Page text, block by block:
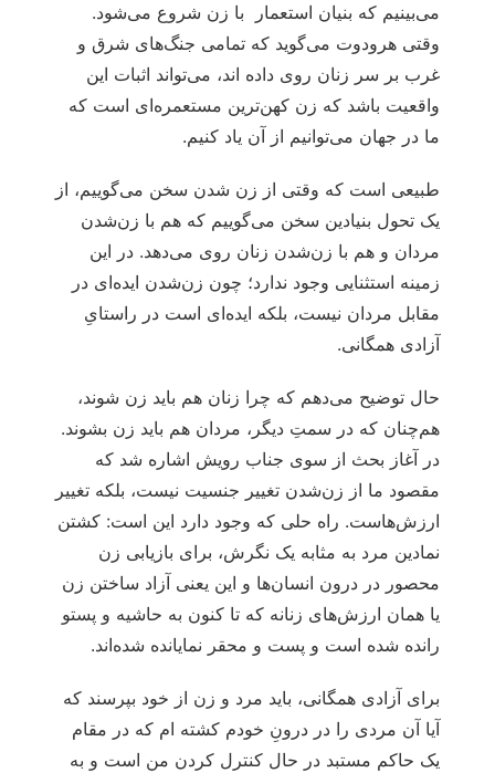
می‌بینیم که بنیان استعمار با زن شروع می‌شود.
وقتی هرودوت می‌گوید که تمامی جنگ‌های شرق و
غرب بر سر زنان روی داده اند، می‌تواند اثبات این
واقعیت باشد که زن کهن‌ترین مستعمره‌ای است که
ما در جهان می‌توانیم از آن یاد کنیم.
طبیعی است که وقتی از زن شدن سخن می‌گوییم، از
یک تحول بنیادین سخن می‌گوییم که هم با زن‌شدن
مردان و هم با زن‌شدن زنان روی می‌دهد. در این
زمینه استثنایی وجود ندارد؛ چون زن‌شدن ایده‌ای در
مقابل مردان نیست، بلکه ایده‌‌ای است در راستایِ
آزادی همگانی.
حال توضیح می‌دهم که چرا زنان هم باید زن شوند،
هم‌چنان‌ که در سمتِ دیگر، مردان هم باید زن بشوند.
در آغاز بحث از سوی جناب رویش اشاره شد که
مقصود ما از زن‌شدن تغییر جنسیت نیست، بلکه تغییر
ارزش‌هاست. راه حلی که وجود دارد این است: کشتن
نمادین مرد به مثابه یک نگرش، برای بازیابی زن
محصور در درون انسان‌ها و این یعنی آزاد ساختن زن
یا همان ارزش‌های زنانه که تا کنون به حاشیه و پستو
رانده شده است و پست و محقر نمایانده شده‌اند.
برای آزادی همگانی، باید مرد و زن از خود بپرسند که
آیا آن مردی را در درونِ خودم کشته ام که در مقام
یک حاکم مستبد در حال کنترل کردن من است و به